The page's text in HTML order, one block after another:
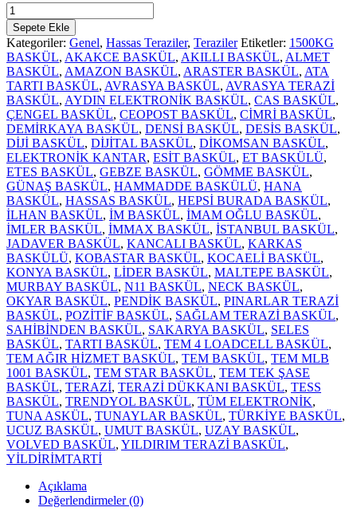
DİKOMSAN
EHA-
200
GR
adet
Sepete Ekle
Kategoriler: Genel, Hassas Teraziler, Teraziler Etiketler: 1500KG
BASKÜL, AKAKCE BASKÜL, AKILLI BASKÜL, ALMET
BASKÜL, AMAZON BASKÜL, ARASTER BASKÜL, ATA
TARTI BASKÜL, AVRASYA BASKÜL, AVRASYA TERAZİ
BASKÜL, AYDIN ELEKTRONİK BASKÜL, CAS BASKÜL,
ÇENGEL BASKÜL, CEOPOST BASKÜL, CİMRİ BASKÜL,
DEMİRKAYA BASKÜL, DENSİ BASKÜL, DESİS BASKÜL,
DİJİ BASKÜL, DİJİTAL BASKÜL, DİKOMSAN BASKÜL,
ELEKTRONİK KANTAR, ESİT BASKÜL, ET BASKÜLÜ,
ETES BASKÜL, GEBZE BASKÜL, GÖMME BASKÜL,
GÜNAŞ BASKÜL, HAMMADDE BASKÜLÜ, HANA
BASKÜL, HASSAS BASKÜL, HEPSİ BURADA BASKÜL,
İLHAN BASKÜL, İM BASKÜL, İMAM OĞLU BASKÜL,
İMLER BASKÜL, İMMAX BASKÜL, İSTANBUL BASKÜL,
JADAVER BASKÜL, KANCALI BASKÜL, KARKAS
BASKÜLÜ, KOBASTAR BASKÜL, KOCAELİ BASKÜL,
KONYA BASKÜL, LİDER BASKÜL, MALTEPE BASKÜL,
MURBAY BASKÜL, N11 BASKÜL, NECK BASKÜL,
OKYAR BASKÜL, PENDİK BASKÜL, PINARLAR TERAZİ
BASKÜL, POZİTİF BASKÜL, SAĞLAM TERAZİ BASKÜL,
SAHİBİNDEN BASKÜL, SAKARYA BASKÜL, SELES
BASKÜL, TARTI BASKÜL, TEM 4 LOADCELL BASKÜL,
TEM AĞIR HİZMET BASKÜL, TEM BASKÜL, TEM MLB
1001 BASKÜL, TEM STAR BASKÜL, TEM TEK ŞASE
BASKÜL, TERAZİ, TERAZİ DÜKKANI BASKÜL, TESS
BASKÜL, TRENDYOL BASKÜL, TÜM ELEKTRONİK,
TUNA ASKÜL, TUNAYLAR BASKÜL, TÜRKİYE BASKÜL,
UCUZ BASKÜL, UMUT BASKÜL, UZAY BASKÜL,
VOLVED BASKÜL, YILDIRIM TERAZİ BASKÜL,
YİLDİRİMTARTİ
Açıklama
Değerlendirmeler (0)